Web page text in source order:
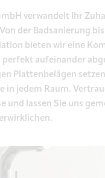
verwandelt Ihr
der Badsanierung
bieten wir eine
perfekt aufeinander
Plattenbelägen
in jedem Raum.
und lassen Sie uns